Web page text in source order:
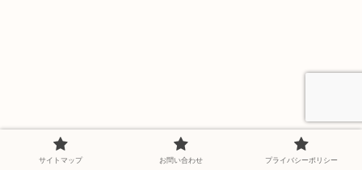
サイトマップ お問い合わせ プライバシーポリシー